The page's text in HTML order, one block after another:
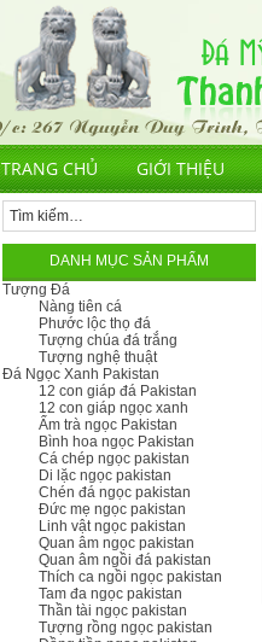
TRANG CHỦ GIỚI THIỆU
DANH MỤC SẢN PHẨM
Tượng Đá
Nàng tiên cá
Phước lộc thọ đá
Tượng chúa đá trắng
Tượng nghệ thuật
Đá Ngọc Xanh Pakistan
12 con giáp đá Pakistan
12 con giáp ngọc xanh
Ấm trà ngọc Pakistan
Bình hoa ngọc Pakistan
Cá chép ngọc pakistan
Di lặc ngọc pakistan
Chén đá ngọc pakistan
Đức mẹ ngọc pakistan
Linh vật ngọc pakistan
Quan âm ngọc pakistan
Quan âm ngồi đá pakistan
Thích ca ngồi ngọc pakistan
Tam đa ngọc pakistan
Thần tài ngọc pakistan
Tượng rồng ngọc pakistan